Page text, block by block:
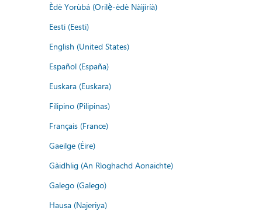
Èdè Yorùbá (Orilẹ̀-èdè Nàìjíríà)
Eesti (Eesti)
English (United States)
Español (España)
Euskara (Euskara)
Filipino (Pilipinas)
Français (France)
Gaeilge (Éire)
Gàidhlig (An Rìoghachd Aonaichte)
Galego (Galego)
Hausa (Najeriya)